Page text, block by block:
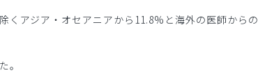
くアジア・オセアニアから11.8%と海外の医師からの
。